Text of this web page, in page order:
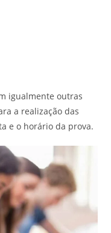
igualmente outras
a realização das
e o horário da prova.